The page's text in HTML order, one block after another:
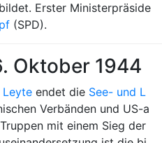
Erster Ministerpräside
(SPD).
Oktober 1944
endet die See- und L
Verbänden und US-a
mit einem Sieg der